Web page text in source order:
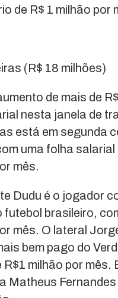
de R$ 1 milhão por
(R$ 18 milhões)
de mais de
nesta janela de
está em segunda
uma folha salarial
mês.
Dudu é o jogador
futebol brasileiro,
mês. O lateral
bem pago do
R$1 milhão por mês.
Matheus